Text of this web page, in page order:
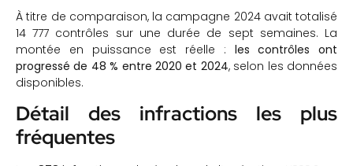
À titre de comparaison, la campagne 2024 avait totalisé
14 777 contrôles sur une durée de sept semaines. La
montée en puissance est réelle : les contrôles ont
progressé de 48 % entre 2020 et 2024, selon les données
disponibles.
Détail des infractions les plus
fréquentes